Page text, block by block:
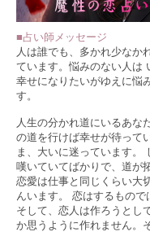
​■占い師メッセージ
人は誰でも、多かれ少なか
ています。悩みのない人は
幸せになりたいがゆえに悩
す。
人生の分かれ道にいるあな
の道を行けば幸せが待っ
ま、大いに迷っています。
嘆いていてばかりで、道が
恋愛は仕事と同じくらい大
んいます。 恋はするもので
そして、恋人は作ろうとし
か思うように作れません。